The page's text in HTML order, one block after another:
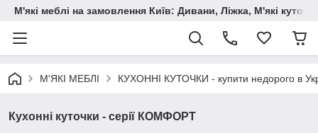
М'які меблі на замовлення Київ: Дивани, Ліжка, М'які
М'ЯКІ МЕБЛІ КУХОННІ КУТОЧКИ - купити недорого в
Кухонні куточки - серії КОМФОРТ